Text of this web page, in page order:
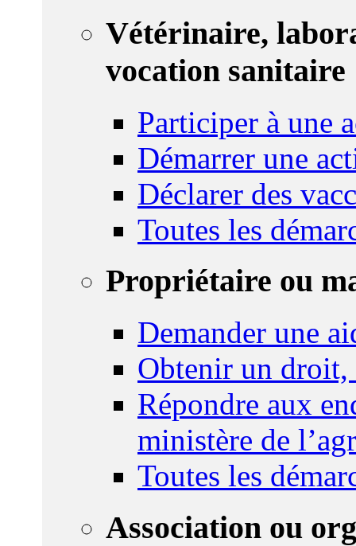
Vétérinaire,
vocation sanitaire
Participer à une
Démarrer une
Déclarer des
Toutes les
Propriétaire ou
Demander une
Obtenir un droit,
Répondre aux
ministère de
Toutes les
Association ou